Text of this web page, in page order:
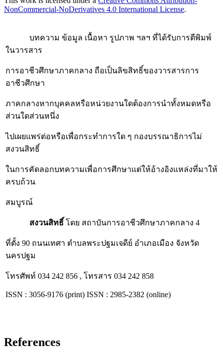
NonCommercial-NoDerivatives 4.0 International License.
บทความ ข้อมูล เนื้อหา รูปภาพ ฯลฯ ที่ได้รับการตีพิมพ์
ในวารสาร
การอาชีวศึกษาภาคกลาง ถือเป็นลิขสิทธิ์ของวารสารการ
อาชีวศึกษา
ภาคกลางหากบุคคลหรือหน่วยงานใดต้องการนำทั้งหมดหรือ
ส่วนใดส่วนหนึ่ง
ไปเผยแพร่ต่อหรือเพื่อกระทำการใด ๆ กองบรรณาธิการไม่
สงวนสิทธิ์
ในการคัดลอกบทความเพื่อการศึกษาแต่ให้อ้างอิงแหล่งที่มาให้
ครบถ้วน
สมบูรณ์
สงวนสิทธิ์ โดย สถาบันการอาชีวศึกษาภาคกลาง 4
ที่ตั้ง 90 ถนนเทศา ตำบลพระปฐมเจดีย์ อำเภอเมือง จังหวัด
นครปฐม
โทรศัพท์ 034 242 856 , โทรสาร 034 242 858
ISSN : 3056-9176 (print) ISSN : 2985-2382 (online)
References